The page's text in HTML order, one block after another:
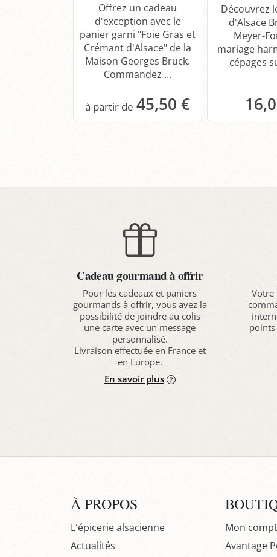
Offrez un cadeau
d'exception avec le
panier garni "Foie Gras et
Crémant d'Alsace" de la
Maison Georges Bruck.
Commandez ...
45,50 €
Découvrez
d'Alsace
Meyer-
mariage
cépages
Cadeau gourmand à offrir
Pour les cadeaux et paniers
gourmands à offrir, vous avez la
possibilité de joindre au colis
une carte avec un message
personnalisé.
Livraison effectuée en France et
en Europe.
En savoir plus
Votre
À PROPOS
L'épicerie alsacienne
Actualités
Mon
Avantage